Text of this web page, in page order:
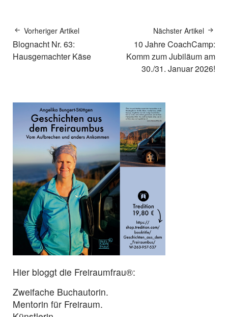
Vorheriger Artikel
Blognacht Nr. 63:
Hausgemachter Käse
Nächster Artikel
10 Jahre CoachCamp:
Komm zum Jubiläum am
30./31. Januar 2026!
Hier bloggt die Freiraumfrau®:
Zweifache Buchautorin.
Mentorin für Freiraum.